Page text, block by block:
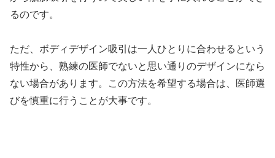
るのです。
ただ、ボディデザイン吸引は一人ひとりに合わせるという
特性から、熟練の医師でないと思い通りのデザインになら
ない場合があります。この方法を希望する場合は、医師選
びを慎重に行うことが大事です。